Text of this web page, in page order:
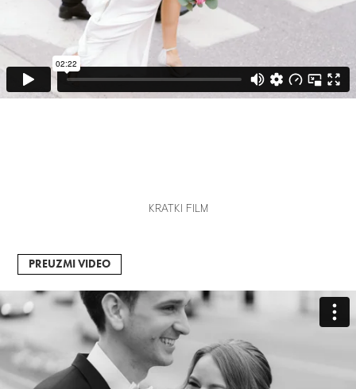
KRATKI FILM
PREUZMI VIDEO